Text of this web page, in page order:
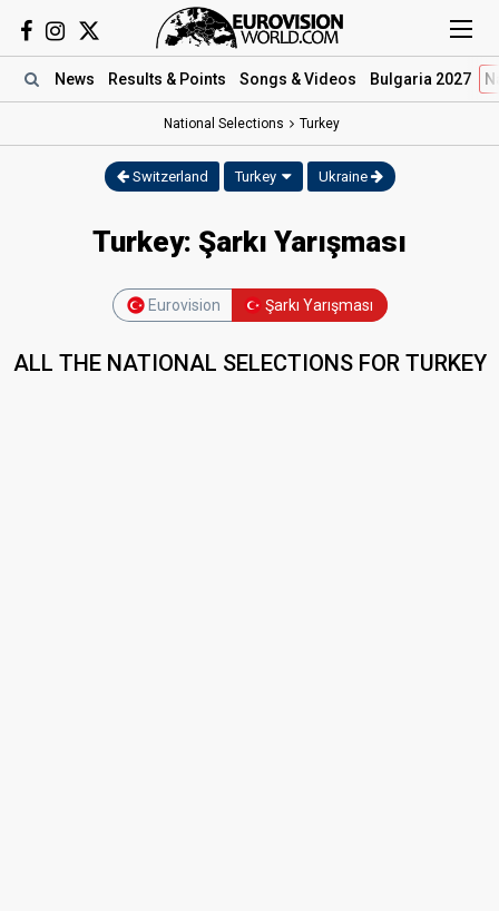
News Results & Points Songs & Videos Bulgaria 2027
National Selections Turkey
Switzerland Turkey Ukraine
Turkey: Şarkı Yarışması
Eurovision Şarkı Yarışması
ALL THE NATIONAL SELECTIONS FOR TURKEY